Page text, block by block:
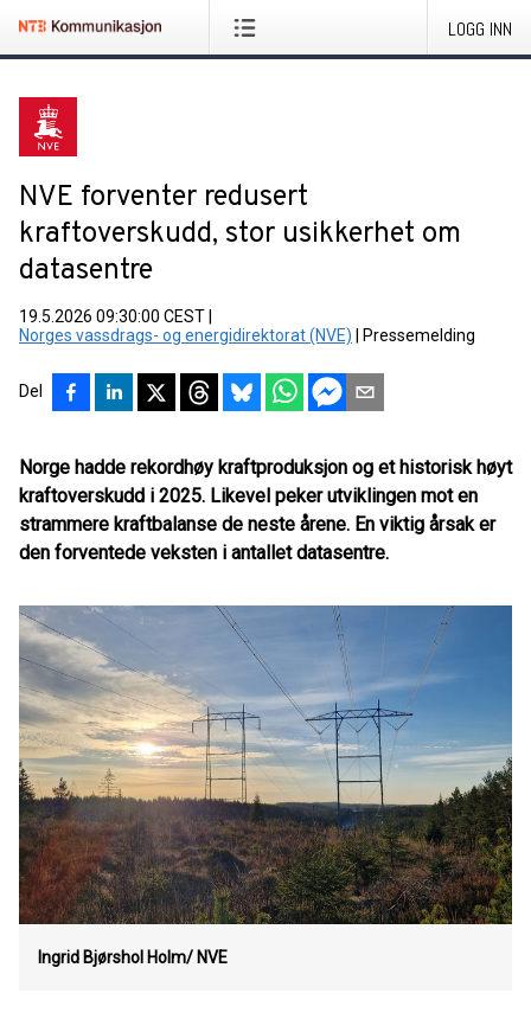
LOGG INN
NVE forventer redusert
kraftoverskudd, stor usikkerhet om
datasentre
19.5.2026 09:30:00 CEST
Norges vassdrags- og energidirektorat (NVE)
Pressemelding
Del
Norge hadde rekordhøy kraftproduksjon og et historisk høyt
kraftoverskudd i 2025. Likevel peker utviklingen mot en
strammere kraftbalanse de neste årene. En viktig årsak er
den forventede veksten i antallet datasentre.
Ingrid Bjørshol Holm/ NVE